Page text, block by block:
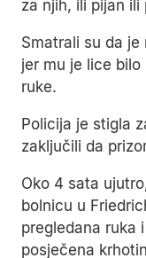
za njih, ili pijan
Smatrali su da
jer mu je lice
ruke.
Policija je stigla
zaključili da
Oko 4 sata
bolnicu u
pregledana ruka
posječena